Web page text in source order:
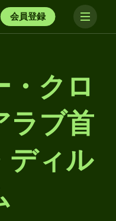
会員登録
・クロ
ラブ首
ディル